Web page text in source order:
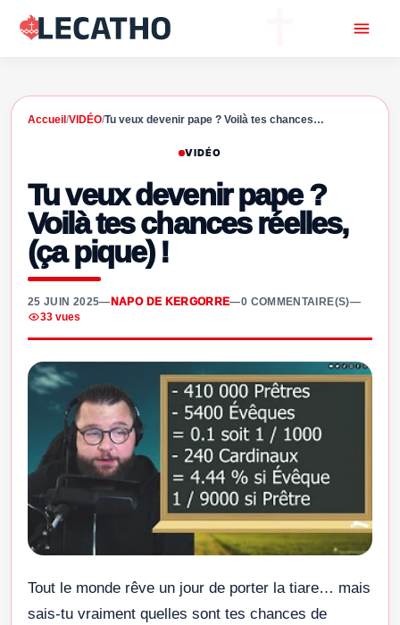
Accueil /VIDÉO/Tu veux devenir pape ? Voilà tes chances…
VIDÉO
Tu veux devenir pape ?
Voilà tes chances réelles,
(ça pique) !
25 JUIN 2025— NAPO DE KERGORRE—0 COMMENTAIRE(S)—
33 vues
Tout le monde rêve un jour de porter la tiare… mais
sais-tu vraiment quelles sont tes chances de